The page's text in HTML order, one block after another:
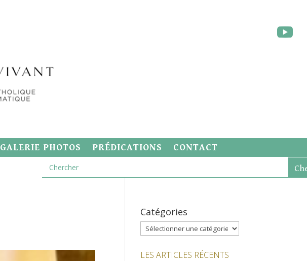
GALERIE PHOTOS PRÉDICATIONS CONTACT
Catégories
Catégories
LES ARTICLES RÉCENTS